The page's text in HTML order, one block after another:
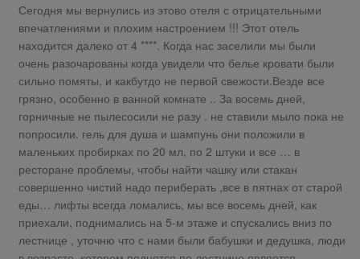
Сегодня мы вернулись из этово отеля с отрицательными
впечатлениями и плохим настроением !!! Этот отель
находится далеко от 4 ****. Когда нас заселили мы были
очень разочарованы когда увидели что белье кровати были
сильно помяты, и какбутдо не первой свежости.Везде все
грязно, особенно в ванной комнате .. За восемь дней,
горничные не пылесосили не разу . не ставили мыло пока не
попросили. гель для душа и шампунь они положили в
маленьких пробирках по 20 мл, по 2 штуки и все … в
ресторане проблемы, чтобы найти чашку или стакан
совершенно чистий надо периберать ,все в пятнах от старой
еды… лифты всегда ломались, мы все восемь дней, как
приехали, поднимались на 5-м этаже и спускались вниз по
лестнице , уточню что с нами были бабушки и дедушка, люди